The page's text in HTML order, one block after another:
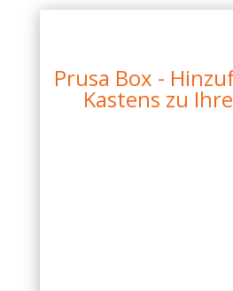
Prusa Box -
Kastens zu